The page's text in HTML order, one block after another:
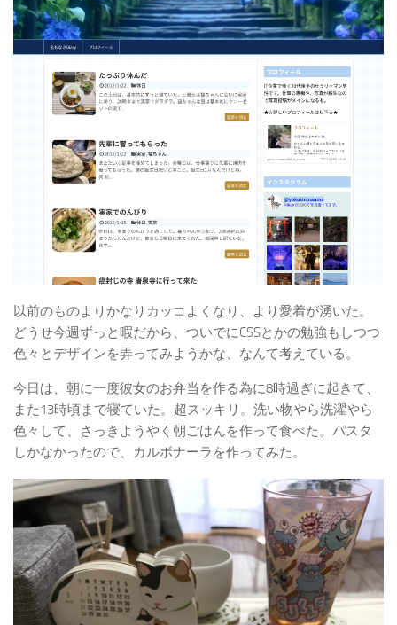
以前のものよりかなりカッコよくなり、より愛着が湧いた。
どうせ今週ずっと暇だから、ついでにCSSとかの勉強もしつつ
色々とデザインを弄ってみようかな、なんて考えている。
今日は、朝に一度彼女のお弁当を作る為に8時過ぎに起きて、
また13時頃まで寝ていた。超スッキリ。洗い物やら洗濯やら
色々して、さっきようやく朝ごはんを作って食べた。パスタ
しかなかったので、カルボナーラを作ってみた。